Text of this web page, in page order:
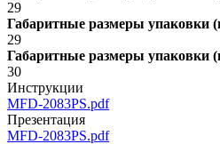
29
Габаритные размеры упаковки
29
Габаритные размеры упаковки
30
Инструкции
MFD-2083PS.pdf
Презентация
MFD-2083PS.pdf